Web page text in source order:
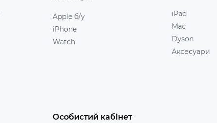
Apple б/у
iPhone
Watch
iPad
Mac
Dyson
Аксесуари
Особистий кабінет